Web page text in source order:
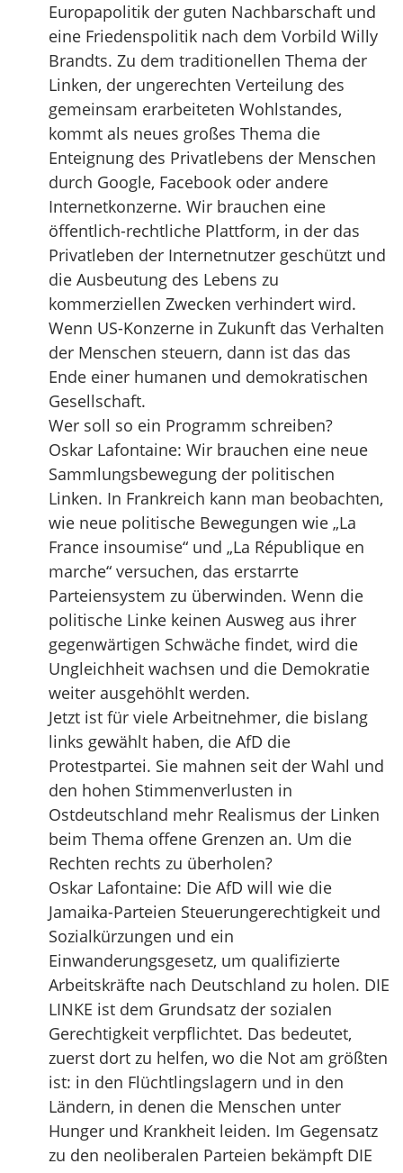
Europapolitik der guten Nachbarschaft und
eine Friedenspolitik nach dem Vorbild Willy
Brandts. Zu dem traditionellen Thema der
Linken, der ungerechten Verteilung des
gemeinsam erarbeiteten Wohlstandes,
kommt als neues großes Thema die
Enteignung des Privatlebens der Menschen
durch Google, Facebook oder andere
Internetkonzerne. Wir brauchen eine
öffentlich-rechtliche Plattform, in der das
Privatleben der Internetnutzer geschützt und
die Ausbeutung des Lebens zu
kommerziellen Zwecken verhindert wird.
Wenn US-Konzerne in Zukunft das Verhalten
der Menschen steuern, dann ist das das
Ende einer humanen und demokratischen
Gesellschaft.
Wer soll so ein Programm schreiben?
Oskar Lafontaine: Wir brauchen eine neue
Sammlungsbewegung der politischen
Linken. In Frankreich kann man beobachten,
wie neue politische Bewegungen wie „La
France insoumise“ und „La République en
marche“ versuchen, das erstarrte
Parteiensystem zu überwinden. Wenn die
politische Linke keinen Ausweg aus ihrer
gegenwärtigen Schwäche findet, wird die
Ungleichheit wachsen und die Demokratie
weiter ausgehöhlt werden.
Jetzt ist für viele Arbeitnehmer, die bislang
links gewählt haben, die AfD die
Protestpartei. Sie mahnen seit der Wahl und
den hohen Stimmenverlusten in
Ostdeutschland mehr Realismus der Linken
beim Thema offene Grenzen an. Um die
Rechten rechts zu überholen?
Oskar Lafontaine: Die AfD will wie die
Jamaika-Parteien Steuerungerechtigkeit und
Sozialkürzungen und ein
Einwanderungsgesetz, um qualifizierte
Arbeitskräfte nach Deutschland zu holen. DIE
LINKE ist dem Grundsatz der sozialen
Gerechtigkeit verpflichtet. Das bedeutet,
zuerst dort zu helfen, wo die Not am größten
ist: in den Flüchtlingslagern und in den
Ländern, in denen die Menschen unter
Hunger und Krankheit leiden. Im Gegensatz
zu den neoliberalen Parteien bekämpft DIE